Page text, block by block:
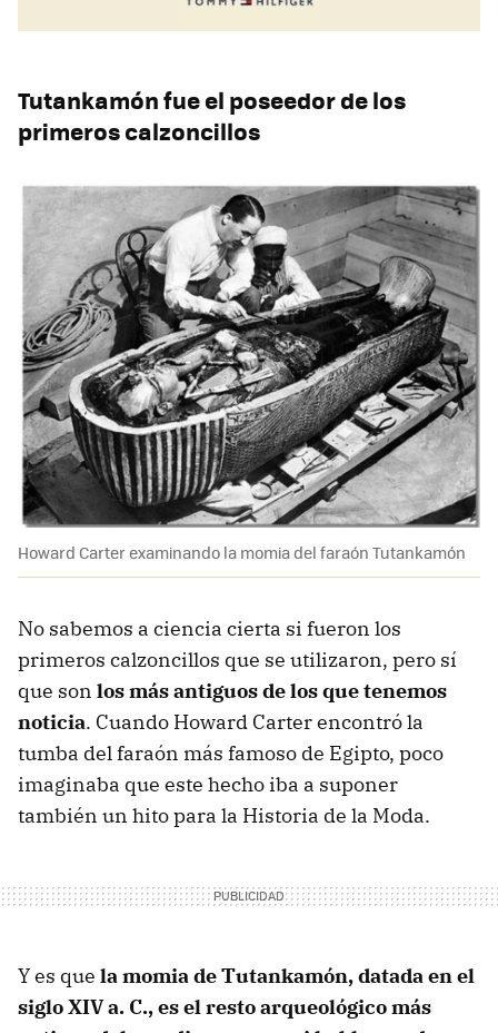
Tutankamón fue el poseedor de los
primeros calzoncillos
Howard Carter examinando la momia del faraón Tutankamón
No sabemos a ciencia cierta si fueron los
primeros calzoncillos que se utilizaron, pero sí
que son los más antiguos de los que tenemos
noticia. Cuando Howard Carter encontró la
tumba del faraón más famoso de Egipto, poco
imaginaba que este hecho iba a suponer
también un hito para la Historia de la Moda.
Y es que la momia de Tutankamón, datada en el
siglo XIV a. C., es el resto arqueológico más